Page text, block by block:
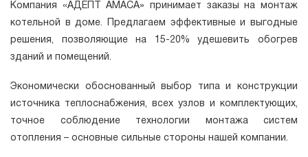
Компания «АДЕПТ АМАСА» принимает заказы на монтаж
котельной в доме. Предлагаем эффективные и выгодные
решения, позволяющие на 15-20% удешевить обогрев
зданий и помещений.
Экономически обоснованный выбор типа и конструкции
источника теплоснабжения, всех узлов и комплектующих,
точное соблюдение технологии монтажа систем
отопления – основные сильные стороны нашей компании.